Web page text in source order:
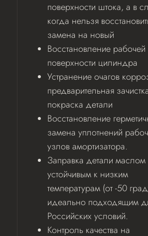
поверхности штока, а в
когда нельзя
замена на новый
Восстановление рабочей
поверхности цилиндра
Устранение очагов
предварительная
покраска детали
Восстановление
замена уплотнений
узлов амортизатора.
Заправка детали маслом
устойчивым к низким
температурам (от -50
идеально подходящим
Российских условий.
Контроль качества на